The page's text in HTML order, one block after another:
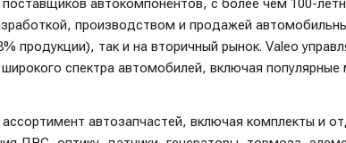
автокомпонентов, с более чем 100-
производством и продажей
продукции), так и на вторичный рынок. Valeo
спектра автомобилей, включая
автозапчастей, включая комплекты и